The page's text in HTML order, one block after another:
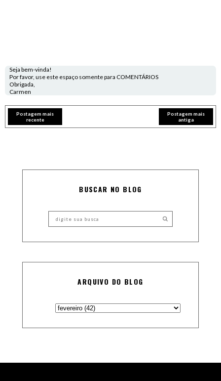
Seja bem-vinda!
Por favor, use este espaço somente para COMENTÁRIOS
Obrigada,
Carmen
Postagem mais
recente
Postagem mais
antiga
BUSCAR NO BLOG
ARQUIVO DO BLOG